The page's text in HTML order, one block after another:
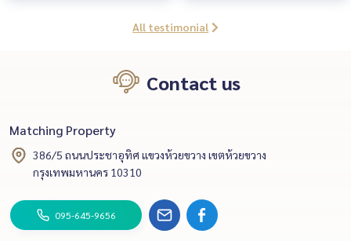
guide and Form TM.30 from the
Staying Over 90 Days If a
the notification is made after
the deadline, the foreigner must
report in person and pay a fine of
2,000 Baht. If the foreigner is
All testimonial
Contact us
Matching Property
386/5 ถนนประชาอุทิศ แขวงห้วยขวาง เขตห้วยขวาง
กรุงเทพมหานคร 10310
095-645-9656